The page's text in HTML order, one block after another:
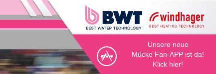
Unsere neue
Mücke Fan-APP ist da!
Klick hier!